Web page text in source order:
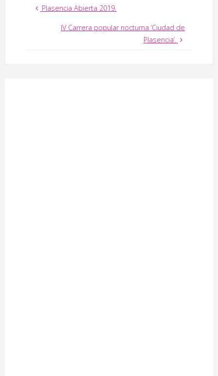
Plasencia Abierta 2019.
IV Carrera popular nocturna ‘Ciudad de
Plasencia’.